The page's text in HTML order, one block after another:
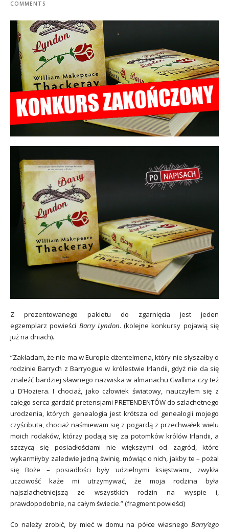
COMMENTS
Z prezentowanego pakietu do zgarnięcia jest jeden
egzemplarz powieści Barry Lyndon. (kolejne konkursy pojawią się
już na dniach).
“Zakładam, że nie ma w Europie dżentelmena, który nie słyszałby o
rodzinie Barrych z Barryogue w królestwie Irlandii, gdyż nie da się
znaleźć bardziej sławnego nazwiska w almanachu Gwillima czy też
u D’Hoziera. I chociaż, jako człowiek światowy, nauczyłem się z
całego serca gardzić pretensjami PRETENDENTÓW do szlachetnego
urodzenia, których genealogia jest krótsza od genealogii mojego
czyścibuta, chociaż naśmiewam się z pogardą z przechwałek wielu
moich rodaków, którzy podają się za potomków królów Irlandii, a
szczycą się posiadłościami nie większymi od zagród, które
wykarmiłyby zaledwie jedną świnię, mówiąc o nich, jakby te – pożal
się Boże – posiadłości były udzielnymi księstwami, zwykła
uczciwość każe mi utrzymywać, że moja rodzina była
najszlachetniejszą ze wszystkich rodzin na wyspie i,
prawdopodobnie, na całym świecie.” (fragment powieści)
Co należy zrobić, by mieć w domu na półce własnego Barry’ego